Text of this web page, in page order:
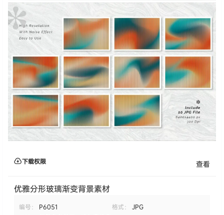
下载权限 查看
优雅分形玻璃渐变背景素材
编号： P6051 格式：
JPG